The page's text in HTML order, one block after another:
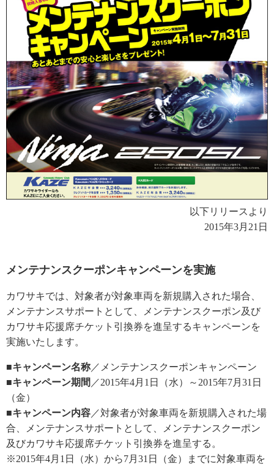
以下リリースより
2015年3月21日
メンテナンスクーポンキャンペーンを実施
カワサキでは、対象者が対象車両を新規購入された場合、
メンテナンスサポートとして、メンテナンスクーポン及び
カワサキ応援席チケット引換券を進呈するキャンペーンを
実施いたします。
■キャンペーン名称 ／メンテナンスクーポンキャンペーン
■キャンペーン期間 ／2015年4月1日（水）～2015年7月31日
（金）
■キャンペーン内容 ／対象者が対象車両を新規購入された場
合、メンテナンスサポートとして、メンテナンスクーポン
及びカワサキ応援席チケット引換券を進呈する。
※2015年4月1日（水）から7月31日（金）までに対象車両を